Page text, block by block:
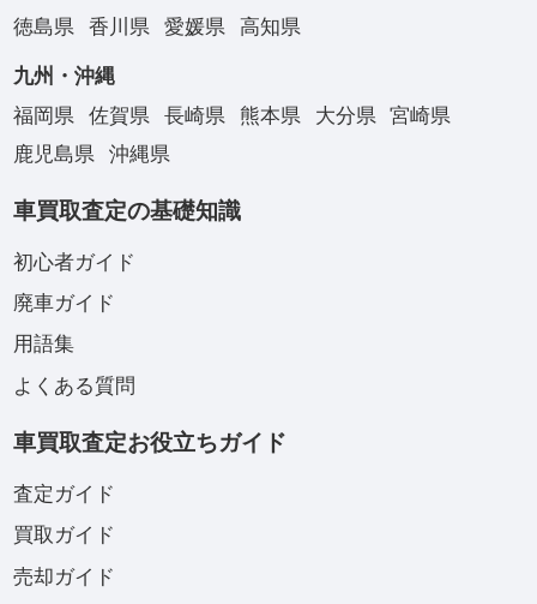
徳島県
香川県 愛媛県 高知県
九州・沖縄
福岡県
佐賀県 長崎県 熊本県 大分県
宮崎県
鹿児島県
沖縄県
車買取査定の基礎知識
初心者ガイド
廃車ガイド
用語集
よくある質問
車買取査定お役立ちガイド
査定ガイド
買取ガイド
売却ガイド